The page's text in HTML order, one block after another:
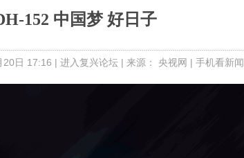
152 中国梦 好日子
20日 17:16 | 进入复兴论坛 | 来源： 央视网 | 手机看新闻